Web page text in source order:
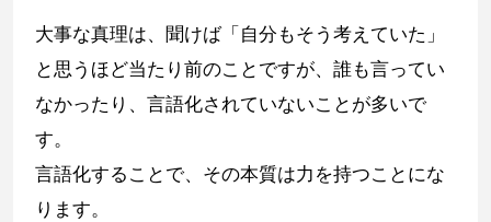
大事な真理は、聞けば「自分もそう考えていた」
と思うほど当たり前のことですが、誰も言ってい
なかったり、言語化されていないことが多いで
す。
言語化することで、その本質は力を持つことにな
ります。